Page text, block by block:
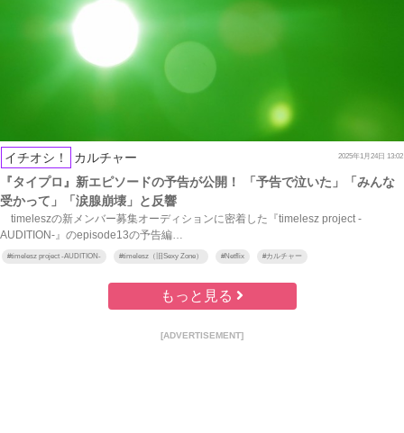
イチオシ！ カルチャー 2025年1月24日 13:02
『タイプロ』新エピソードの予告が公開！ 「予告で泣いた」「みんな
受かって」「涙腺崩壊」と反響
timeleszの新メンバー募集オーディションに密着した『timelesz project -
AUDITION-』のepisode13の予告編…
#timelesz project -AUDITION- #timelesz（旧Sexy Zone） #Netflix #カルチャー
もっと見る
[ADVERTISEMENT]